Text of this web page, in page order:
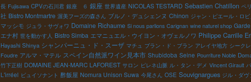
長 Fujisawa CPVの石川君 銀座 ６ 銀座 世界遺産 NICOLAS TESTARD Sebastien Chatillon ペ
社 Bistro Montmartre 渥美フーズの森さん ブルノ・デュシェンヌ Chinon ジャン・ピエール・ロビ
マッシモ ジュラ・サヴォワ Domaine Richaume Si nous parlions Carignan wine naturel shop
エナ村 世を動かす人 Bistro Simba エマニュエル・ウイヨン・オヴェルノワ Philippe Carrille
Hayashi Shinya シャンパーニュ・ド・スーザ マチュ ブラン・ド・ブラン アレイヤ地方 シーク
Foudre アルマ・マテル スペイン自然派ワイン見本市 Shubidoba Seine Pourriture Noble
竹下正樹 DOMAINE JEAN-MARC LAFOREST サロン ピレネ山脈 ル・タン・デメ Vincent Girault
L'irréel ビュイソナント 酢飯屋 Nomura Unison Suwa 今尾さん OSE Souvignargues ジル・ダヴ